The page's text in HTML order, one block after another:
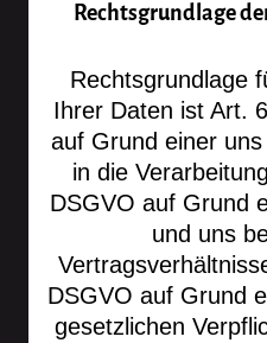
Rechtsgrundlage
Rechtsgrundlage
Ihrer Daten ist Art.
auf Grund einer
in die
DSGVO auf Grund
und uns
DSGVO auf Grund
gesetzlichen